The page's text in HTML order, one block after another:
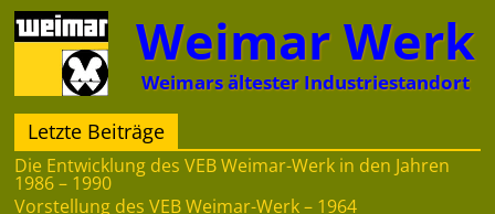
Zum
Inhalt
springen
Weimar Werk
Weimars ältester Industriestandort
Letzte Beiträge
Die Entwicklung des VEB Weimar-Werk in den Jahren
1986 – 1990
Vorstellung des VEB Weimar-Werk – 1964